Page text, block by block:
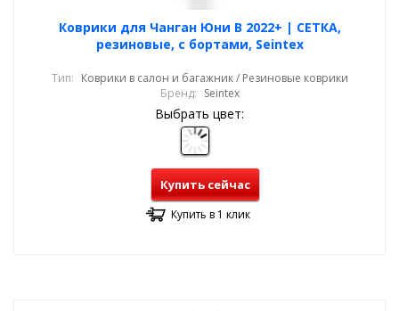
Коврики для Чанган Юни В 2022+ | СЕТКА,
резиновые, с бортами, Seintex
Тип: Коврики в салон и багажник / Резиновые коврики
Бренд: Seintex
Выбрать цвет:
Купить сейчас
Купить в 1 клик